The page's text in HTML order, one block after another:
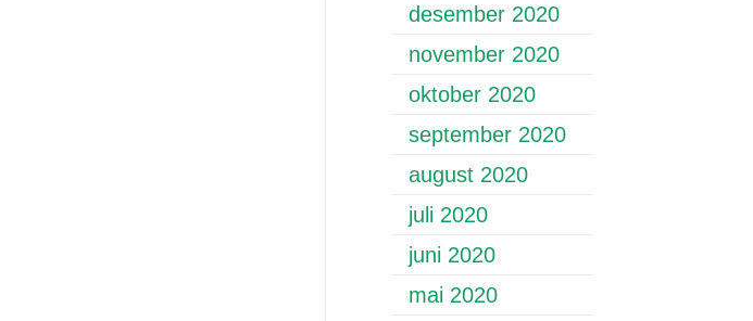
desember 2020
november 2020
oktober 2020
september 2020
august 2020
juli 2020
juni 2020
mai 2020